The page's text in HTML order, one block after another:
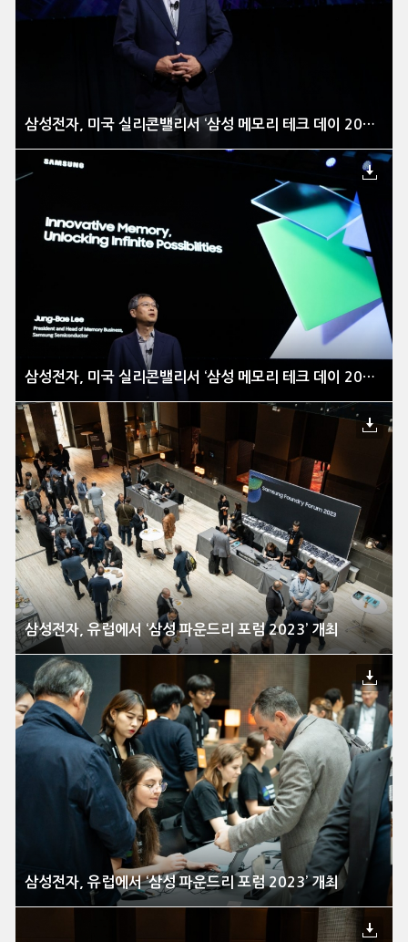
삼성전자, 미국 실리콘밸리서 ‘삼성 메모리 테크 데이 2023’ 개최
삼성전자, 미국 실리콘밸리서 ‘삼성 메모리 테크 데이 2023’ 개최
삼성전자, 유럽에서 ‘삼성 파운드리 포럼 2023’ 개최
삼성전자, 유럽에서 ‘삼성 파운드리 포럼 2023’ 개최